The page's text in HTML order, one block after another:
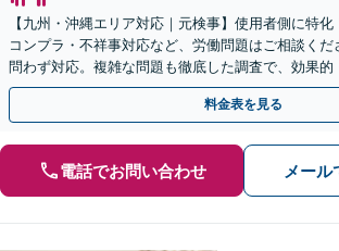
【九州・沖縄エリア対応｜元検事】使用者側に特化
コンプラ・不祥事対応など、労働問題はご相談く
問わず対応。複雑な問題も徹底した調査で、効果的
目指します。セカンドオピニオン可【休日・夜間相
料金表を見る
電話でお問い合わせ メール